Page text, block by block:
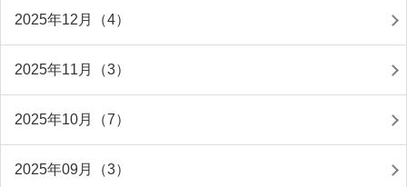
2025年12月（4）
2025年11月（3）
2025年10月（7）
2025年09月（3）